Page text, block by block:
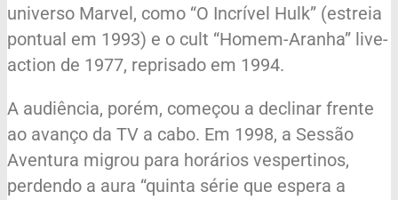
universo Marvel, como “O Incrível Hulk” (estreia
pontual em 1993) e o cult “Homem-Aranha” live-
action de 1977, reprisado em 1994.
A audiência, porém, começou a declinar frente
ao avanço da TV a cabo. Em 1998, a Sessão
Aventura migrou para horários vespertinos,
perdendo a aura “quinta série que espera a